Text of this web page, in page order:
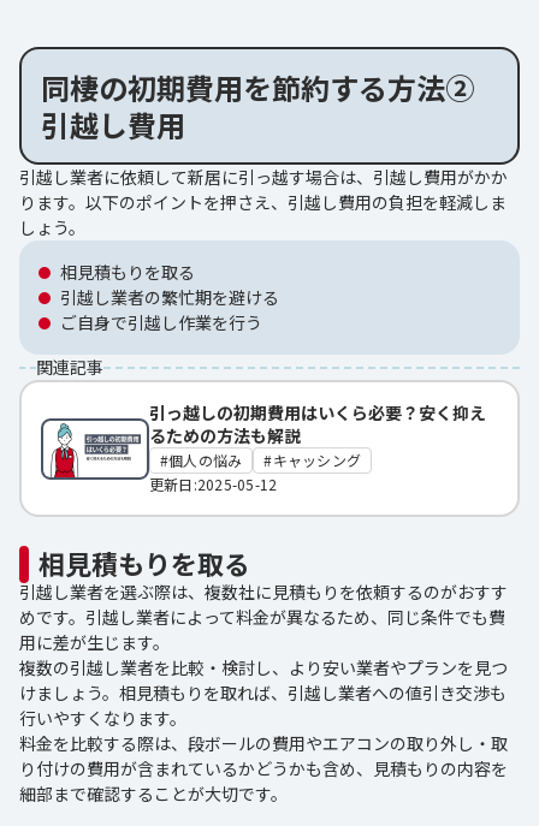
同棲の初期費用を節約する方法②
引越し費用
引越し業者に依頼して新居に引っ越す場合は、引越し費用がかか
ります。以下のポイントを押さえ、引越し費用の負担を軽減しま
しょう。
相見積もりを取る
引越し業者の繁忙期を避ける
ご自身で引越し作業を行う
関連記事
引っ越しの初期費用はいくら必要？安く抑え
るための方法も解説
個人の悩み
キャッシング
更新日:2025-05-12
相見積もりを取る
引越し業者を選ぶ際は、複数社に見積もりを依頼するのがおすす
めです。引越し業者によって料金が異なるため、同じ条件でも費
用に差が生じます。
複数の引越し業者を比較・検討し、より安い業者やプランを見つ
けましょう。相見積もりを取れば、引越し業者への値引き交渉も
行いやすくなります。
料金を比較する際は、段ボールの費用やエアコンの取り外し・取
り付けの費用が含まれているかどうかも含め、見積もりの内容を
細部まで確認することが大切です。